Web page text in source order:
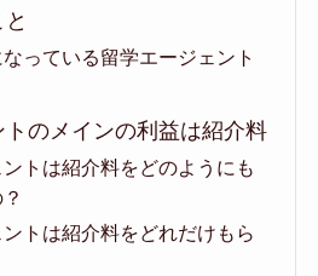
っている留学エージェント
のメインの利益は紹介料
トは紹介料をどのようにも
トは紹介料をどれだけもら